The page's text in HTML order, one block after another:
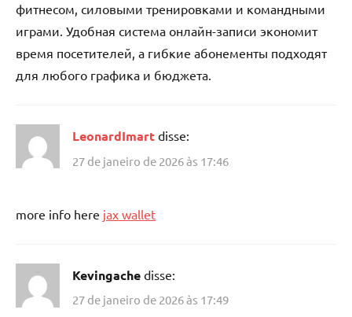
фитнесом, силовыми тренировками и командными
играми. Удобная система онлайн-записи экономит
время посетителей, а гибкие абонементы подходят
для любого графика и бюджета.
LeonardImart disse:
27 de janeiro de 2026 às 17:46
more info here jax wallet
Kevingache disse:
27 de janeiro de 2026 às 17:49